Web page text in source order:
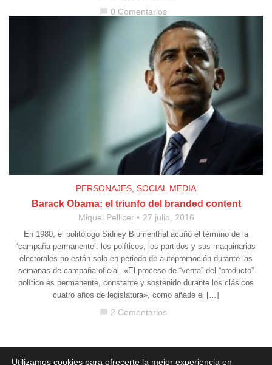
chat_bubble 0 Comentarios
PERSONAJES SOCIAL MEDIA
Barack Obama: el triunfo del branded content
Miquel Pellicer 27 julio, 2016
En 1980, el politólogo Sidney Blumenthal acuñó el término de la
‘campaña permanente’: los políticos, los partidos y sus maquinarias
electorales no están solo en periodo de autopromoción durante las
semanas de campaña oficial. «El proceso de “venta” del “producto”
político es permanente, constante y sostenido durante los clásicos
cuatro años de legislatura», como añade el […]
chat_bubble 2 Comentarios
Aviso legal·Política de Privacidad·Política de Cookies
Utilizamos cookies para ofrecerte la mejor experiencia en